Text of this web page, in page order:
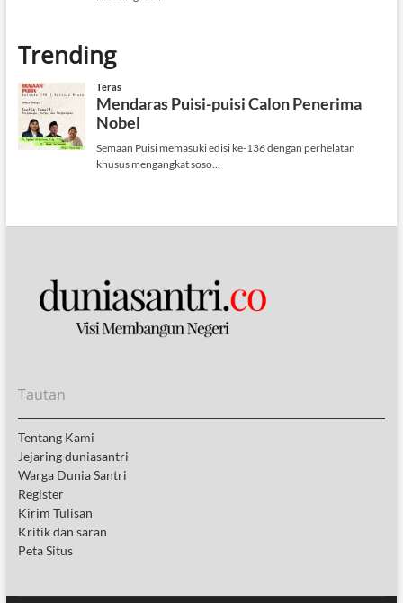
Trending
Tautan
Tentang Kami
Jejaring duniasantri
Warga Dunia Santri
Register
Kirim Tulisan
Kritik dan saran
Peta Situs